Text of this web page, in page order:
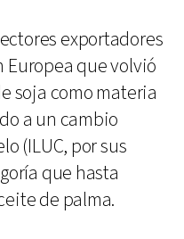
exportadores
Europea que volvió
soja como materia
a un cambio
(ILUC, por sus
que hasta
de palma.